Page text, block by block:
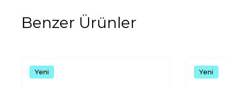
Benzer Ürünler
Yeni Yeni